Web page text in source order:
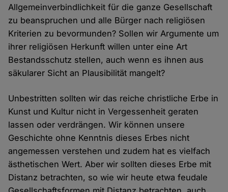
Allgemeinverbindlichkeit für die ganze Gesellschaft
zu beanspruchen und alle Bürger nach religiösen
Kriterien zu bevormunden? Sollen wir Argumente um
ihrer religiösen Herkunft willen unter eine Art
Bestandsschutz stellen, auch wenn es ihnen aus
säkularer Sicht an Plausibilität mangelt?
Unbestritten sollten wir das reiche christliche Erbe in
Kunst und Kultur nicht in Vergessenheit geraten
lassen oder verdrängen. Wir können unsere
Geschichte ohne Kenntnis dieses Erbes nicht
angemessen verstehen und zudem hat es vielfach
ästhetischen Wert. Aber wir sollten dieses Erbe mit
Distanz betrachten, so wie wir heute etwa feudale